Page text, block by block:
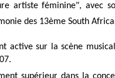
artiste féminine", avec
des 13ème South
active sur la scène